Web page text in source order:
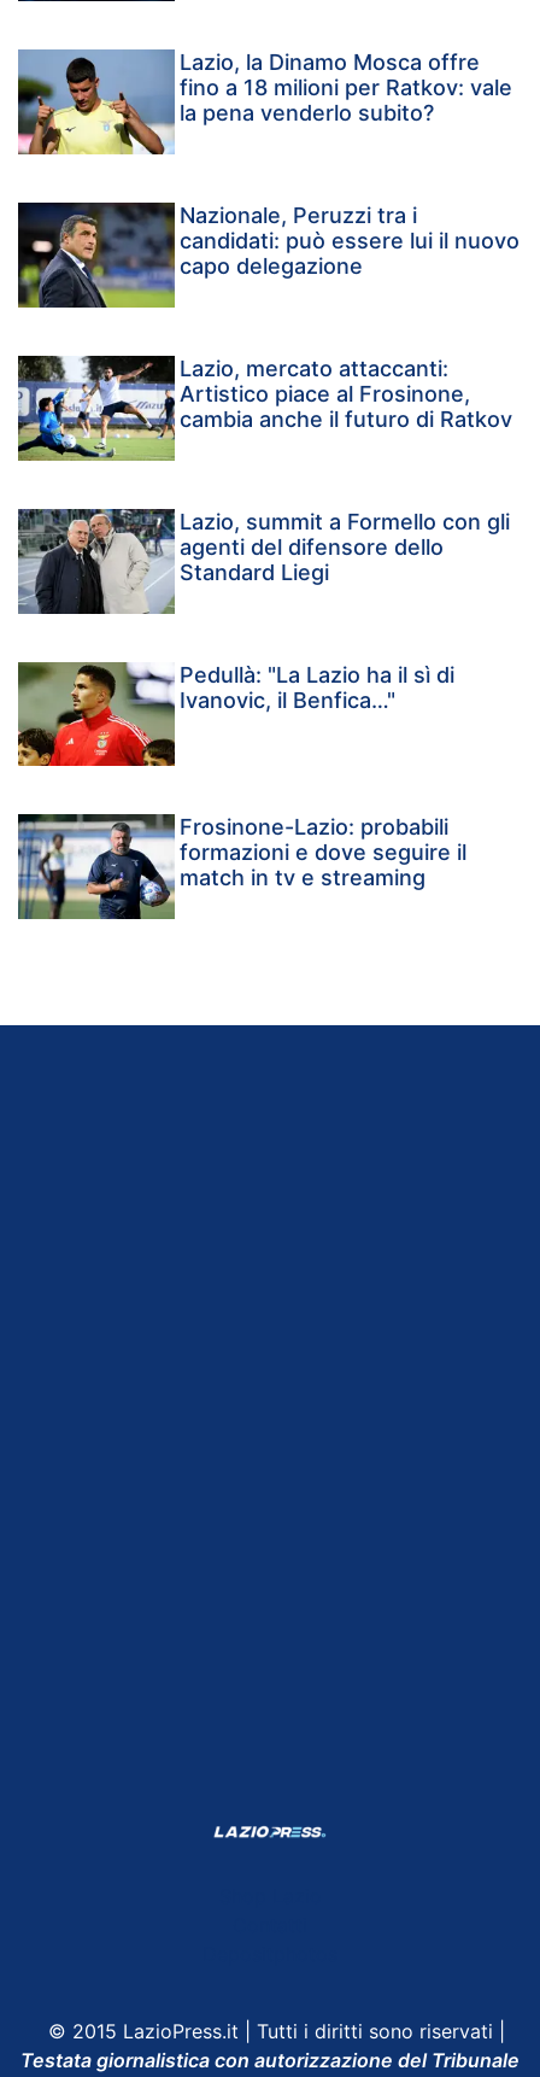
Lazio, la Dinamo Mosca offre
fino a 18 milioni per Ratkov: vale
la pena venderlo subito?
Nazionale, Peruzzi tra i
candidati: può essere lui il nuovo
capo delegazione
Lazio, mercato attaccanti:
Artistico piace al Frosinone,
cambia anche il futuro di Ratkov
Lazio, summit a Formello con gli
agenti del difensore dello
Standard Liegi
Pedullà: "La Lazio ha il sì di
Ivanovic, il Benfica…"
Frosinone-Lazio: probabili
formazioni e dove seguire il
match in tv e streaming
© 2015 LazioPress.it | Tutti i diritti sono riservati |
Testata giornalistica con autorizzazione del Tribunale